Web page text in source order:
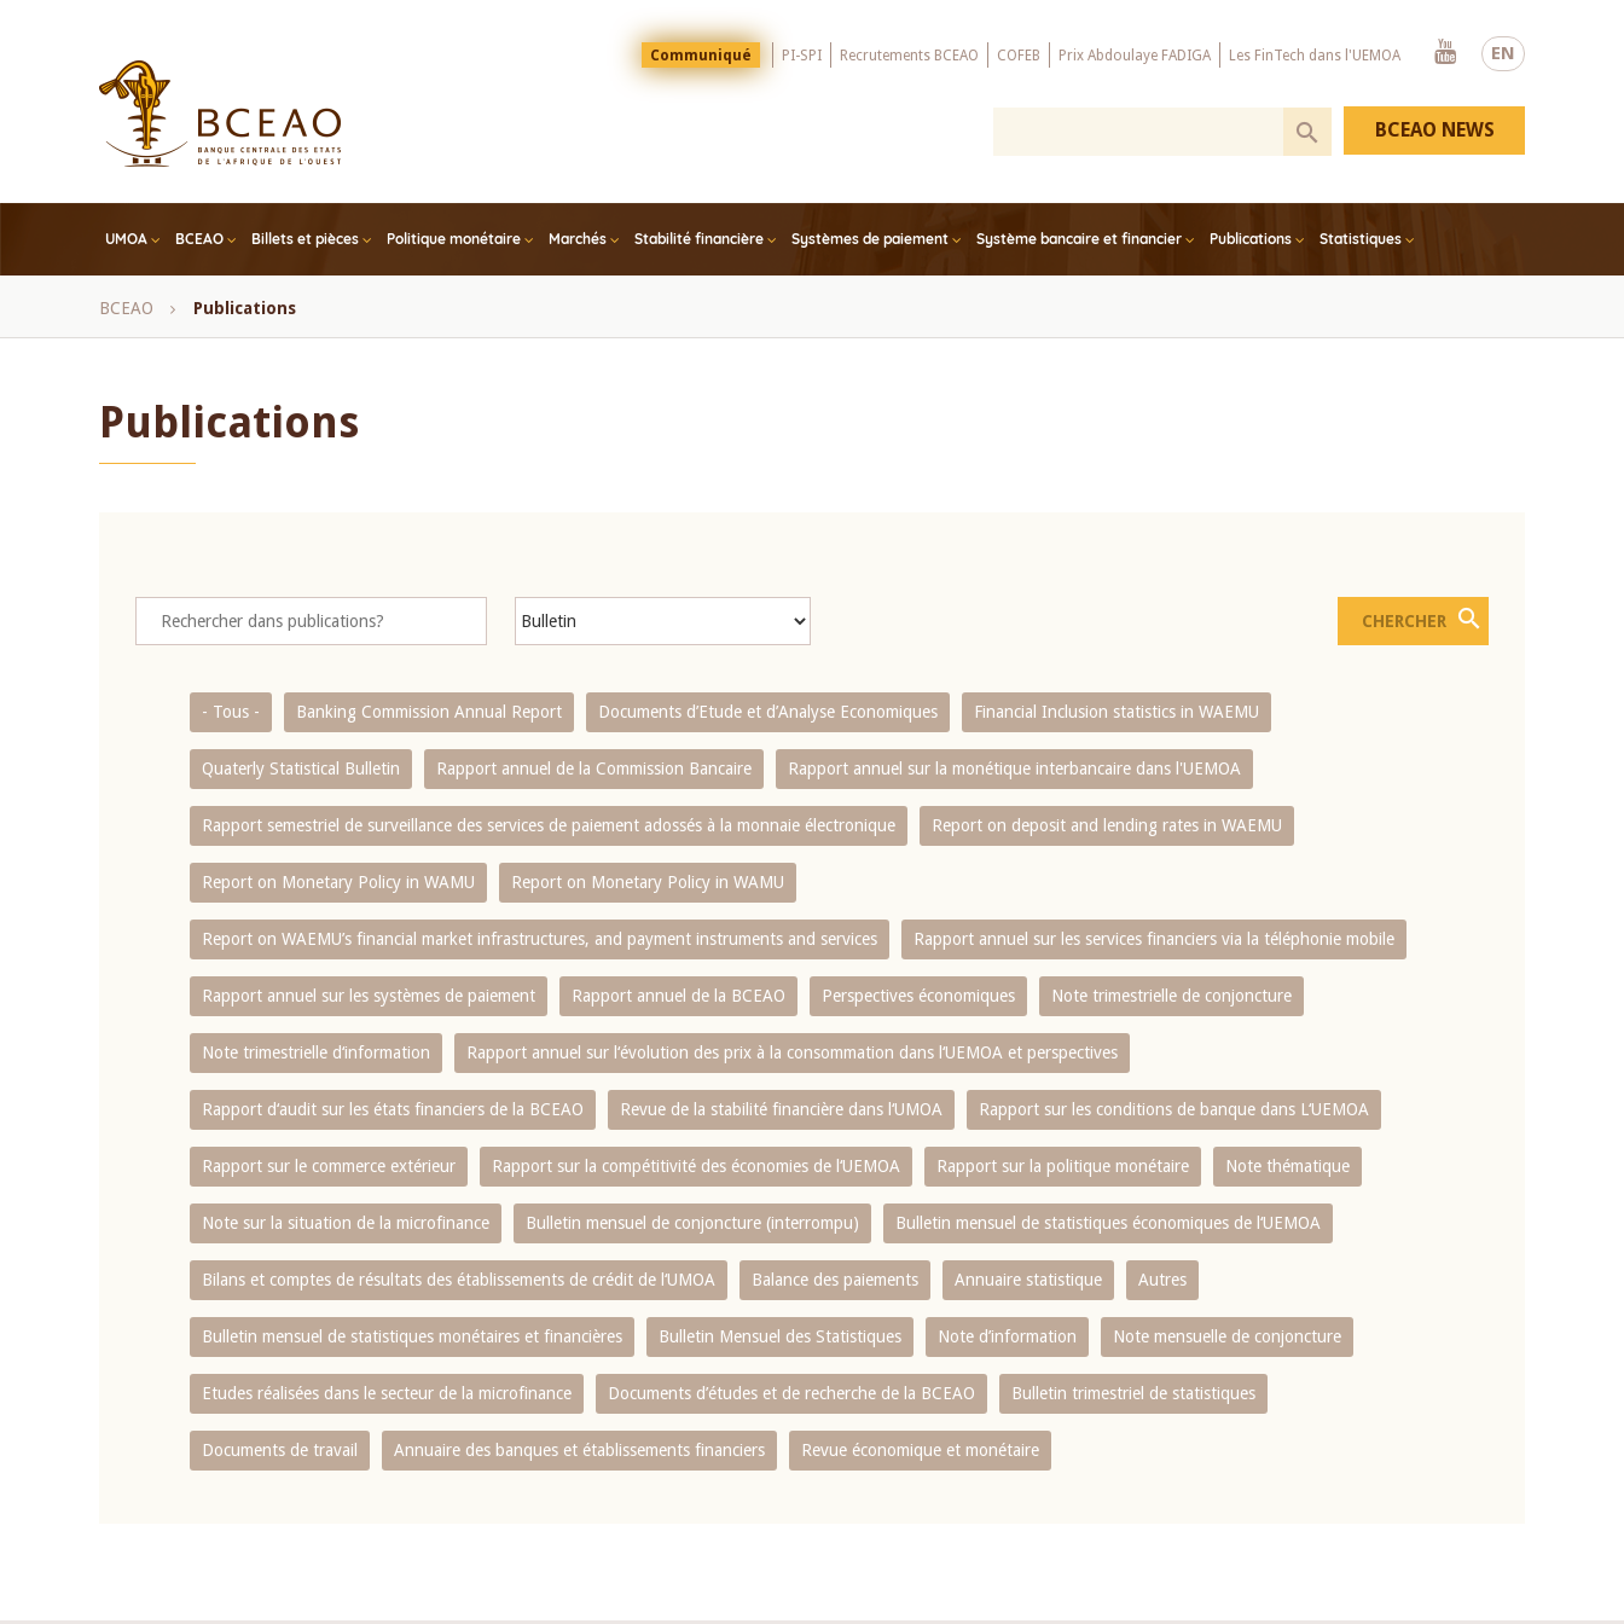
EN
Menu
Top
Communiqué PI-SPI Recrutements BCEAO COFEB Prix Abdoulaye FADIGA Les FinTech dans l'UEMOA
Youtube
UMOA BCEAO Billets et pièces Politique monétaire Marchés Stabilité financière Systèmes de paiement Système bancaire et financier Publications Statistiques
BCEAO NEWS
Fil
BCEAO Publications
Publications
- Tous - Banking Commission Annual Report Documents d’Etude et d’Analyse Economiques Financial Inclusion statistics in WAEMU
Quaterly Statistical Bulletin Rapport annuel de la Commission Bancaire Rapport annuel sur la monétique interbancaire dans l'UEMOA
Rapport semestriel de surveillance des services de paiement adossés à la monnaie électronique Report on deposit and lending rates in WAEMU
Report on Monetary Policy in WAMU Report on Monetary Policy in WAMU
Report on WAEMU’s financial market infrastructures, and payment instruments and services Rapport annuel sur les services financiers via la téléphonie mobile
Rapport annuel sur les systèmes de paiement Rapport annuel de la BCEAO Perspectives économiques Note trimestrielle de conjoncture
Note trimestrielle d‘information Rapport annuel sur l‘évolution des prix à la consommation dans l‘UEMOA et perspectives
Rapport d‘audit sur les états financiers de la BCEAO Revue de la stabilité financière dans l‘UMOA Rapport sur les conditions de banque dans L‘UEMOA
Rapport sur le commerce extérieur Rapport sur la compétitivité des économies de l‘UEMOA Rapport sur la politique monétaire Note thématique
Note sur la situation de la microfinance Bulletin mensuel de conjoncture (interrompu) Bulletin mensuel de statistiques économiques de l‘UEMOA
Bilans et comptes de résultats des établissements de crédit de l‘UMOA Balance des paiements Annuaire statistique Autres
Bulletin mensuel de statistiques monétaires et financières Bulletin Mensuel des Statistiques Note d’information Note mensuelle de conjoncture
Etudes réalisées dans le secteur de la microfinance Documents d’études et de recherche de la BCEAO Bulletin trimestriel de statistiques
Documents de travail Annuaire des banques et établissements financiers Revue économique et monétaire